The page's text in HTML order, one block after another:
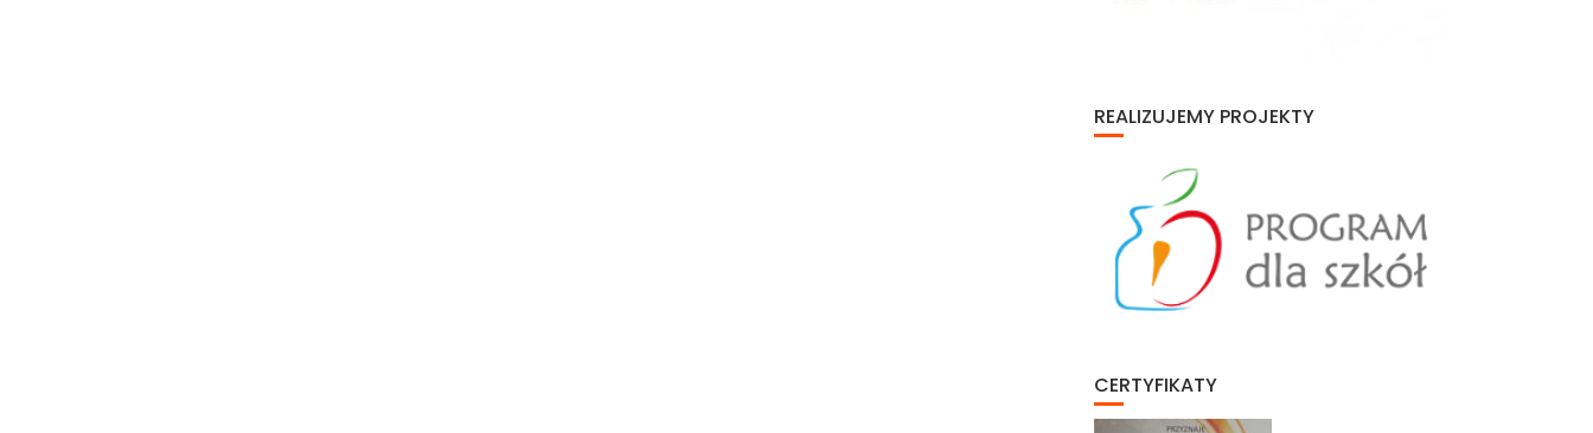
REALIZUJEMY PROJEKTY
CERTYFIKATY